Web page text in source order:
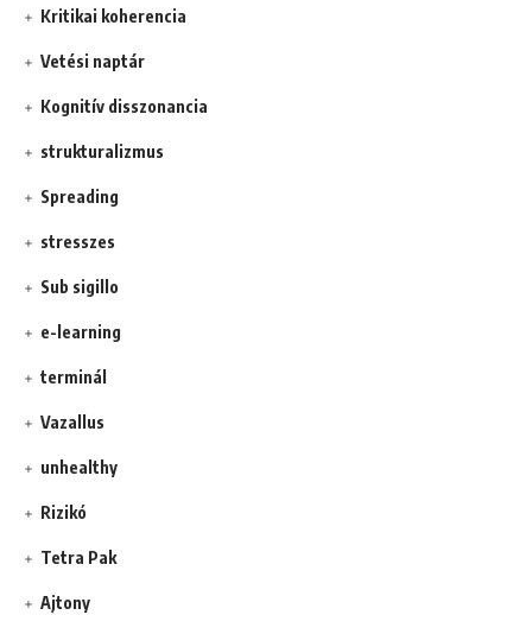
Kritikai koherencia
Vetési naptár
Kognitív disszonancia
strukturalizmus
Spreading
stresszes
Sub sigillo
e-learning
terminál
Vazallus
unhealthy
Rizikó
Tetra Pak
Ajtony